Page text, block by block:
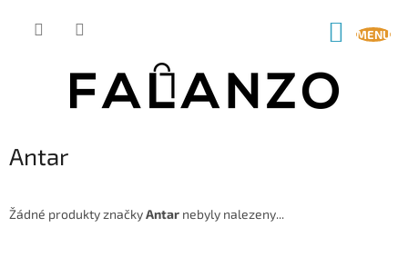
Antar
Žádné produkty značkyAntar nebyly nalezeny...